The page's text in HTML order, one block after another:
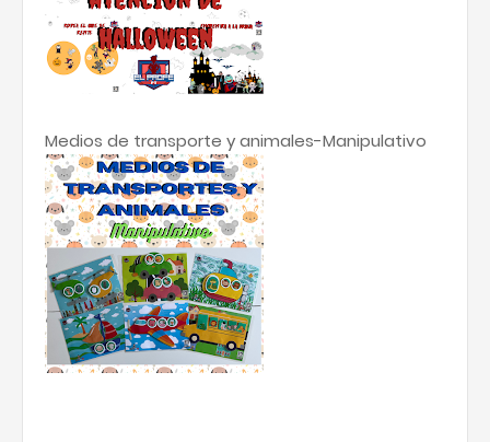
Medios de transporte y animales-Manipulativo